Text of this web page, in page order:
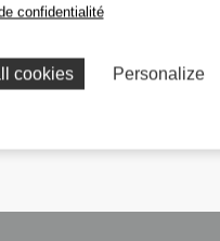
confidentialité
cookies Personalize